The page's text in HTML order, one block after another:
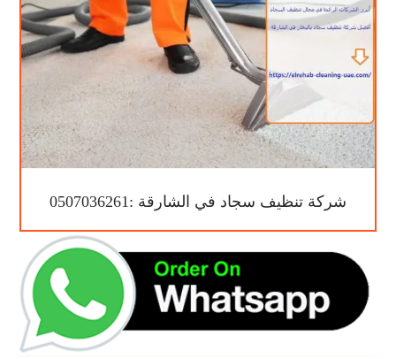
شركة تنظيف سجاد في الشارقة :0507036261